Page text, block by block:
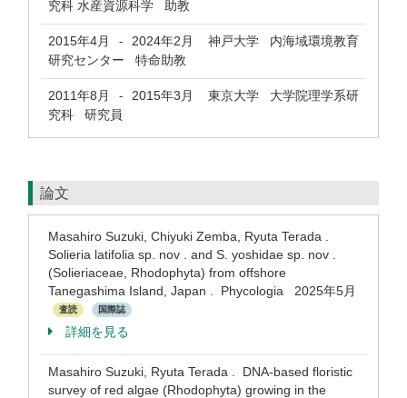
究科 水産資源科学 助教
2015年4月 - 2024年2月
神戸大学 内海域環境教育
研究センター 特命助教
2011年8月 - 2015年3月
東京大学 大学院理学系研
究科 研究員
論文
Masahiro Suzuki, Chiyuki Zemba, Ryuta Terada .
Solieria latifolia sp. nov . and S. yoshidae sp. nov .
(Solieriaceae, Rhodophyta) from offshore
Tanegashima Island, Japan . Phycologia 2025年5月
査読 国際誌
詳細を見る
Masahiro Suzuki, Ryuta Terada . DNA-based floristic
survey of red algae (Rhodophyta) growing in the